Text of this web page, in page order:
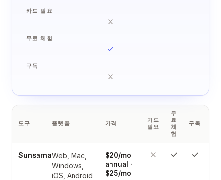
카드 필요
무료 체험
구독
도구 플랫폼 가격
카드
필요
무
료
체
험
구독
SunsamaWeb, Mac,
Windows,
iOS, Android
$20/mo
annual ·
$25/mo